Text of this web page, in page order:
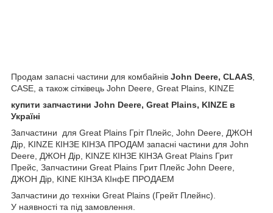
Продам запасні частини для комбайнів John Deere, CLAAS,
CASE, а також сітківець John Deere, Great Plains, KINZE
купити запчастини John Deere, Great Plains, KINZE в
Україні
Запчастини для Great Plains Гріт Плейс, John Deere, ДЖОН
Дір, KINZE КІНЗЕ КІНЗА ПРОДАМ запасні частини для John
Deere, ДЖОН Дір, KINZE КІНЗЕ КІНЗА Great Plains Грит
Прейс, Запчастини Great Plains Грит Плейс John Deere,
ДЖОН Дір, KINE КІНЗА КІнфЕ ПРОДАЕМ
Запчастини до техніки Great Plains (Грейт Плейнс).
У наявності та під замовлення.